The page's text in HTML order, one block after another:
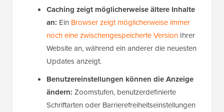
Caching zeigt möglicherweise ältere Inhalte
an: Ein Browser zeigt möglicherweise immer
noch eine zwischengespeicherte Version Ihrer
Website an, während ein anderer die neuesten
Updates anzeigt.
Benutzereinstellungen können die Anzeige
ändern: Zoomstufen, benutzerdefinierte
Schriftarten oder Barrierefreiheitseinstellungen